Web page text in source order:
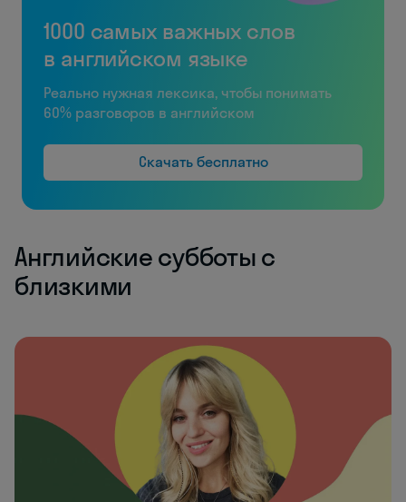
1000 самых важных слов
в английском языке
Реально нужная лексика, чтобы понимать
60% разговоров в английском
Скачать бесплатно
Английские субботы с
близкими